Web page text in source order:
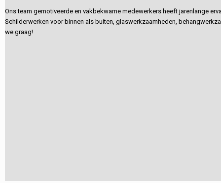
Ons team gemotiveerde en vakbekwame medewerkers heeft jarenlange
Schilderwerken voor binnen als buiten, glaswerkzaamheden,
we graag!